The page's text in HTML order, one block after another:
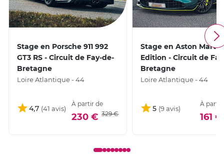
Stage en Porsche 911 992
GT3 RS - Circuit de Fay-de-
Bretagne
Loire Atlantique - 44
4,7
À partir de
230 € 329 €
Stage en Aston Martin
Edition - Circuit de
Bretagne
Loire Atlantique - 44
5
À partir
161 €